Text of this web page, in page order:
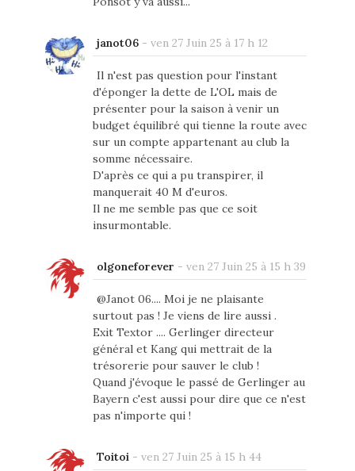
janot06- ven 27 Juin 25 à 17 h 12
Il n'est pas question pour l'instant
d'éponger la dette de L'OL mais de
présenter pour la saison à venir un
budget équilibré qui tienne la route avec
sur un compte appartenant au club la
somme nécessaire.
D'après ce qui a pu transpirer, il
manquerait 40 M d'euros.
Il ne me semble pas que ce soit
insurmontable.
olgoneforever - ven 27 Juin 25 à 15 h 39
@Janot 06.... Moi je ne plaisante
surtout pas ! Je viens de lire aussi .
Exit Textor .... Gerlinger directeur
général et Kang qui mettrait de la
trésorerie pour sauver le club !
Quand j'évoque le passé de Gerlinger au
Bayern c'est aussi pour dire que ce n'est
pas n'importe qui !
Toitoi - ven 27 Juin 25 à 15 h 44